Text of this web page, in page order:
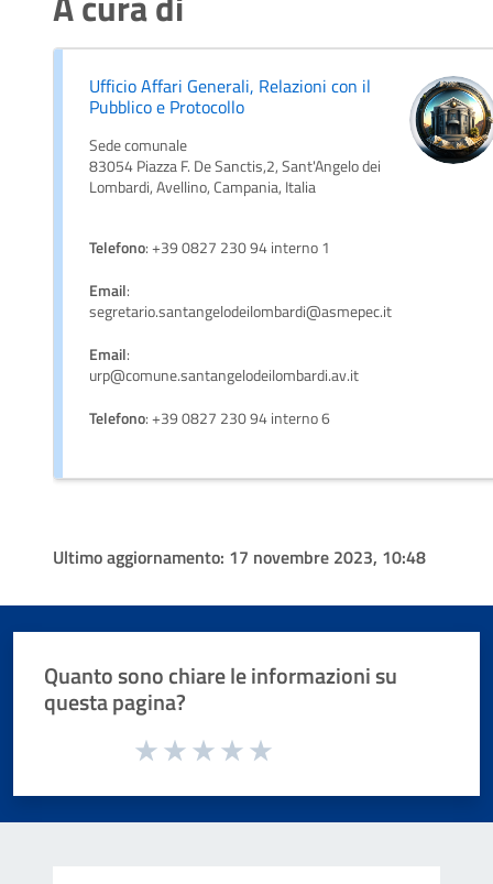
Ufficio Affari Generali, Relazioni con il
Pubblico e Protocollo
Sede comunale
83054 Piazza F. De Sanctis,2, Sant'Angelo dei
Lombardi, Avellino, Campania, Italia
Telefono: +39 0827 230 94 interno 1
Email:
segretario.santangelodeilombardi@asmepec.it
Email:
urp@comune.santangelodeilombardi.av.it
Telefono: +39 0827 230 94 interno 6
Ultimo aggiornamento: 17 novembre 2023, 10:48
Quanto sono chiare le informazioni su
questa pagina?
Valuta da 1 a 5 stelle la pagina